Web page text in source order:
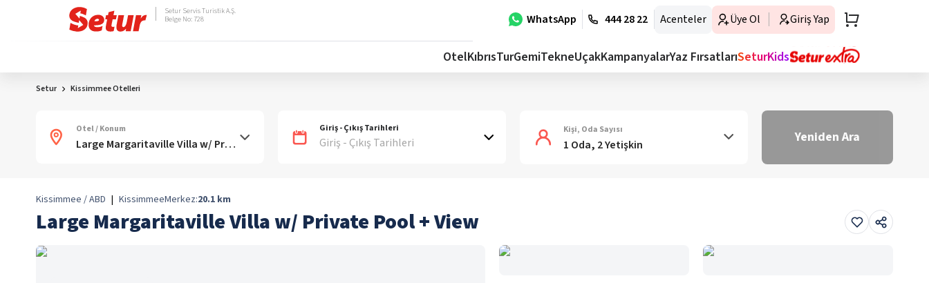
WhatsApp 444 28 22 Acenteler Üye Ol Giriş Yap
Setur Servis Turistik A.Ş.
Belge No: 728
OtelKıbrısTurGemiTekneUçakKampanyalarYaz FırsatlarıSeturKids
Setur Kissimmee Otelleri
Otel / Konum Giriş - Çıkış Tarihleri
Giriş - Çıkış Tarihleri
Kişi, Oda Sayısı
1 Oda, 2 Yetişkin Yeniden Ara
Kissimmee / ABD | KissimmeeMerkez:20.1 km
Large Margaritaville Villa w/ Private Pool + View